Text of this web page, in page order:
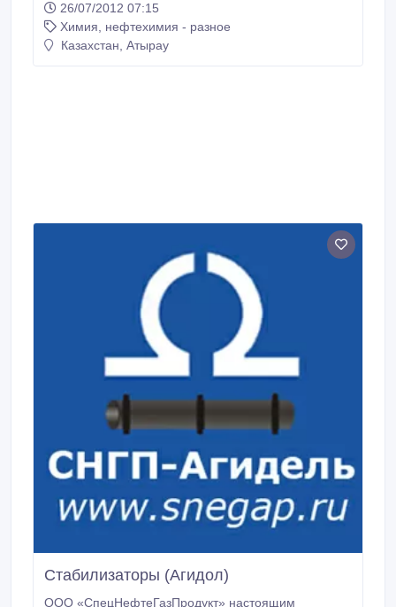
производства ОАО «Стерлитамакский
Нефтехимический завод» и ОАО «Синтез-Каучук»:
-Абсорбент-олигомеризат (ОЧ 92), качество ТУ
26/07/2012 07:15
Химия, нефтехимия - разное
Казахстан, Атырау
Стабилизаторы (Агидол)
ООО «СпецНефтеГазПродукт» настоящим